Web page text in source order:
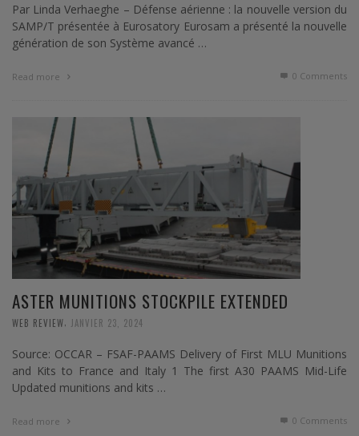
Par Linda Verhaeghe – Défense aérienne : la nouvelle version du
SAMP/T présentée à Eurosatory Eurosam a présenté la nouvelle
génération de son Système avancé …
Read more 0 Comments
ASTER MUNITIONS STOCKPILE EXTENDED
WEB REVIEW JANVIER 23, 2024
Source: OCCAR – FSAF-PAAMS Delivery of First MLU Munitions
and Kits to France and Italy 1 The first A30 PAAMS Mid-Life
Updated munitions and kits …
Read more 0 Comments